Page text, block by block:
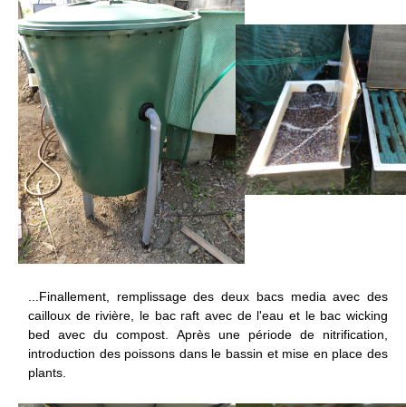
...Finallement, remplissage des deux bacs media avec des
cailloux de rivière, le bac raft avec de l'eau et le bac wicking
bed avec du compost. Après une période de nitrification,
introduction des poissons dans le bassin et mise en place des
plants.